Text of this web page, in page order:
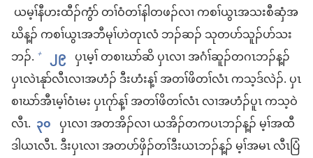
ယ​မ့ၢ်​နီ​ဟး​ထီၣ်​ကွံာ် တၢ်​ဝံ​တၢ်​နါ​တ​ဖၣ်​လၢ က​စၢ်​ယွၤ​အ​သး​စီ​ဆှံ​အ​
ဃိ​န့ၣ်​ က​စၢ်​ယွၤ​အ​ဘီ​မုၢ်​ဟဲ​တုၤ​လံ ​ဘၣ်​ဆၣ်​ သု​တ​ပာ်​သူၣ်​ပာ်​သး​
ဘၣ်. + ၂၉ ပှၤ​မ့ၢ် တ​စၢ​ဃာ်​ဆိ ပှၤ​လၢ အ​ဂံၢ်​ဆူၣ်​တ​ဂၤ​ဘၣ်​န့ၣ်​
ပှၤ​လဲၤ​နုာ်​လီၤ​လၢ​အ​ဟံၣ်​ ဒီး​ဟံး​န့ၢ် အ​တၢ်​ဖိ​တၢ်​လံၤ က​သ့​ဒ်​လဲၣ်. ပှၤ​
စၢ​ဃာ်​အီၤ​မ့ၢ်​ဝံၤ​မး ပှၤ​ဂုာ်​န့ၢ် အ​တၢ်​ဖိ​တၢ်​လံၤ လၢ​အ​ဟံၣ်​ပူၤ က​သ့​ဝဲ​
လီၤ. ၃၀ ပှၤ​လၢ အ​တ​အိၣ်​လၢ ယ​အိၣ်​တ​က​ပၤ​ဘၣ်​န့ၣ်​ မ့ၢ်​အ​ထီ​
ဒါ​ယၤ​လီၤ. ဒီး​ပှၤ​လၢ အ​တ​ပာ်​ဖှိၣ်​တၢ်​ဒီး​ယၤ​ဘၣ်​န့ၣ်​ မ့ၢ်​အ​မၤ လီၤပြံ​